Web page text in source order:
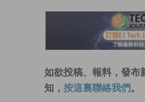
如欲投稿、報料，發布
知， 按這裏聯絡我們 。